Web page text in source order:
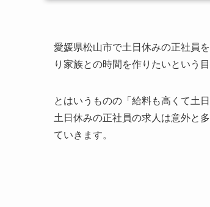
愛媛県松山市で土日休みの正社員
り家族との時間を作りたいという
とはいうものの「給料も高くて土
土日休みの正社員の求人は意外と
ていきます。